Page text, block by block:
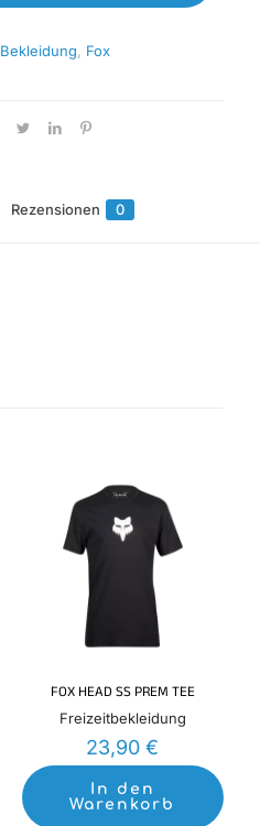
Bekleidung, Fox
Rezensionen 0
FOX HEAD SS PREM TEE
Freizeitbekleidung
23,90€
In den
Warenkorb